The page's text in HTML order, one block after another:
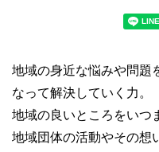
地域の身近な悩みや問題
なって解決していく力。
地域の良いところをいつ
地域団体の活動やその想